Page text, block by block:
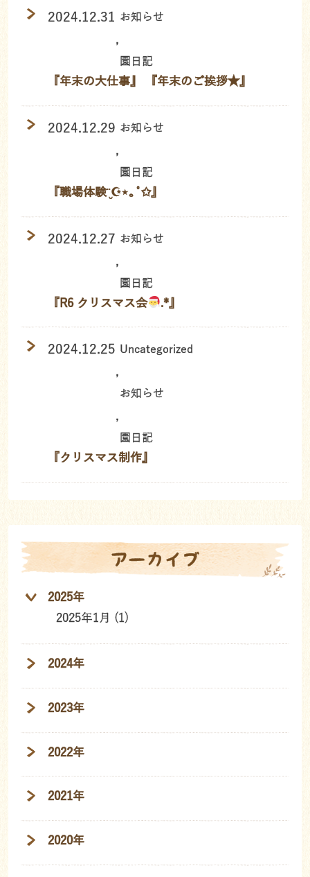
2024.12.31 お知らせ
,
園日記
『年末の大仕事』 『年末のご挨拶★』
2024.12.29 お知らせ
,
園日記
『職場体験¨̮☪︎⋆｡˚✩』
2024.12.27 お知らせ
,
園日記
『R6 クリスマス会 .*』
2024.12.25 Uncategorized
,
お知らせ
,
園日記
『クリスマス制作』
アーカイブ
2025年
2025年1月 (1)
2024年
2023年
2022年
2021年
2020年